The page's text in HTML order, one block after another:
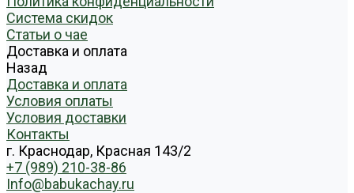
Система скидок
Статьи о чае
Доставка и оплата
Назад
Доставка и оплата
Условия оплаты
Условия доставки
Контакты
г. Краснодар, Красная 143/2
+7 (989) 210-38-86
Info@babukachay.ru